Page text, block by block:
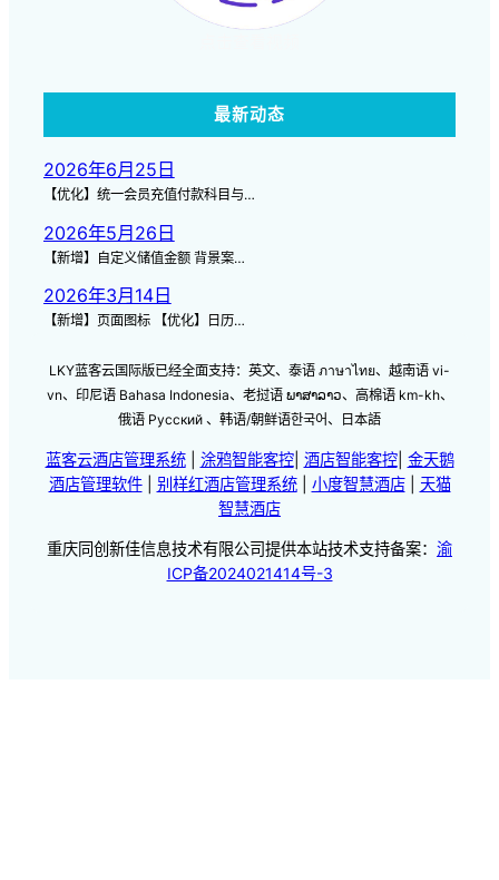
最新动态
2026年6月25日
【优化】统一会员充值付款科目与…
2026年5月26日
【新增】自定义储值金额 背景案…
2026年3月14日
【新增】页面图标 【优化】日历…
LKY蓝客云国际版已经全面支持：英文、泰语 ภาษาไทย、越南语 vi-
vn、印尼语 Bahasa Indonesia、老挝语 ພາສາລາວ、高棉语 km-kh、
俄语 Русский 、韩语/朝鲜语한국어、日本語
蓝客云酒店管理系统| 涂鸦智能客控| 酒店智能客控| 金天鹅
酒店管理软件| 别样红酒店管理系统| 小度智慧酒店| 天猫
智慧酒店
重庆同创新佳信息技术有限公司提供本站技术支持备案： 渝
ICP备2024021414号-3